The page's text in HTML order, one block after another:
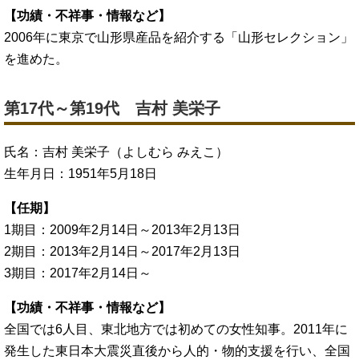
【功績・不祥事・情報など】
2006年に東京で山形県産品を紹介する「山形セレクション」
を進めた。
第17代～第19代 吉村 美栄子
氏名：吉村 美栄子（よしむら みえこ）
生年月日：1951年5月18日
【任期】
1期目：2009年2月14日～2013年2月13日
2期目：2013年2月14日～2017年2月13日
3期目：2017年2月14日～
【功績・不祥事・情報など】
全国では6人目、東北地方では初めての女性知事。2011年に
発生した東日本大震災直後から人的・物的支援を行い、全国